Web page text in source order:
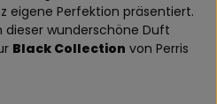
eigene Perfektion präsentiert.
dieser wunderschöne Duft
Black Collection von Perris